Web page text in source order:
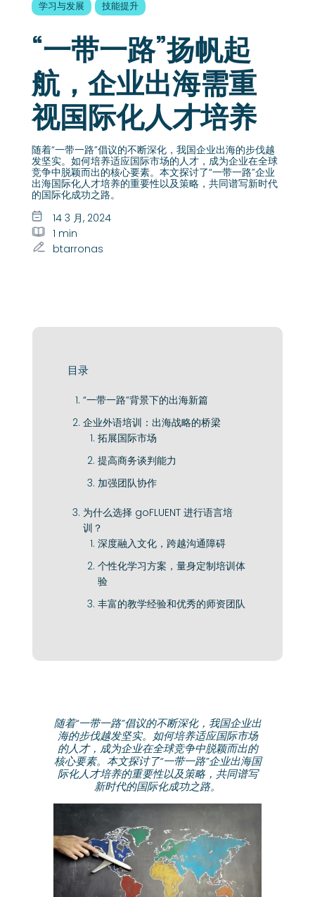
学习与发展 技能提升
“一带一路”扬帆起
航，企业出海需重
视国际化人才培养
随着“一带一路”倡议的不断深化，我国企业出海的步伐越
发坚实。如何培养适应国际市场的人才，成为企业在全球
竞争中脱颖而出的核心要素。本文探讨了“一带一路”企业
出海国际化人才培养的重要性以及策略，共同谱写新时代
的国际化成功之路。
14 3 月, 2024
1 min
btarronas
目录
“一带一路”背景下的出海新篇
企业外语培训：出海战略的桥梁
拓展国际市场
提高商务谈判能力
加强团队协作
为什么选择 goFLUENT 进行语言培
训？
深度融入文化，跨越沟通障碍
个性化学习方案，量身定制培训体
验
丰富的教学经验和优秀的师资团队
随着“一带一路”倡议的不断深化，我国企业出
海的步伐越发坚实。如何培养适应国际市场
的人才，成为企业在全球竞争中脱颖而出的
核心要素。本文探讨了“一带一路”企业出海国
际化人才培养的重要性以及策略，共同谱写
新时代的国际化成功之路。